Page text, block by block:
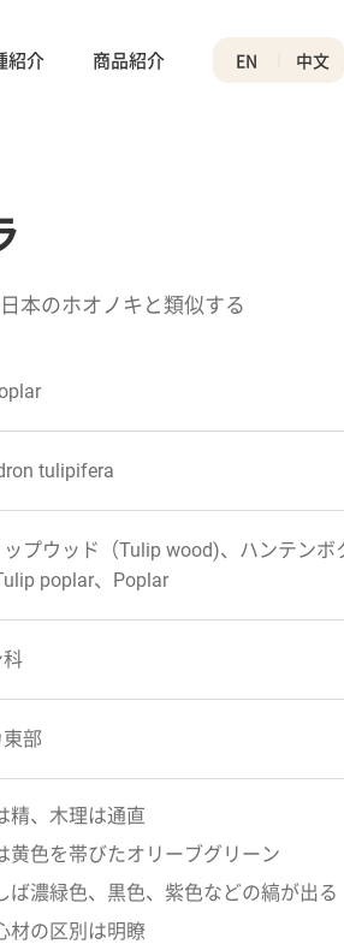
紹介 商品紹介 EN 中文
本のホオノキと類似する
tulipifera
プウッド（Tulip wood)、ハンテンボ
poplar、Poplar
科
部
精、木理は通直
黄色を帯びたオリーブグリーン
ば濃緑色、黒色、紫色などの縞が出る
材の区別は明瞭